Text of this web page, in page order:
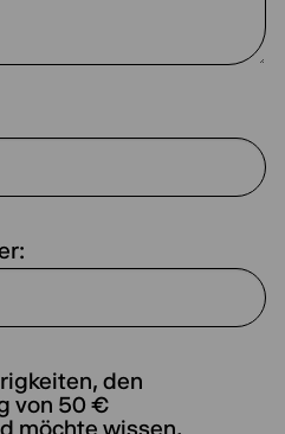
den
von 50 €